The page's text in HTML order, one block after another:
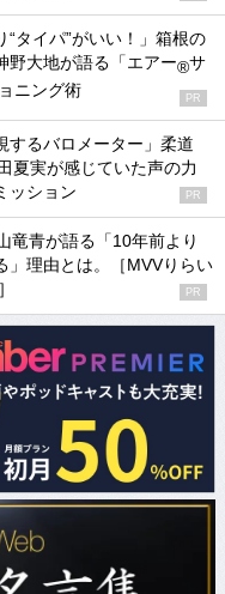
“タイパ”がいい！」箱根の
野大地が語る「エアー®サ
ニング術 PR
するバロメーター」柔道
夏実が感じていた声の力
ッション
PR
竜青が語る「10年前より
」理由とは。［MVVりらい
PR